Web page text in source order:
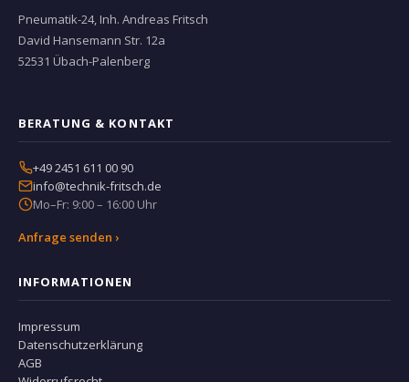
Pneumatik-24, Inh. Andreas Fritsch
David Hansemann Str. 12a
52531 Übach-Palenberg
BERATUNG & KONTAKT
+49 2451 611 00 90
info@technik-fritsch.de
Mo–Fr: 9:00 – 16:00 Uhr
Anfrage senden ›
INFORMATIONEN
Impressum
Datenschutzerklärung
AGB